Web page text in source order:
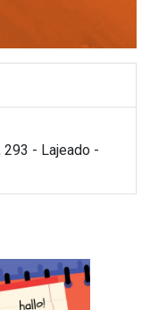
293 - Lajeado -